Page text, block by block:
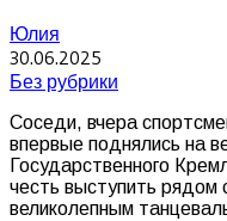
Юлия
30.06.2025
Без рубрики
Соседи, вчера
впервые поднялись на
Государственного
честь выступить
великолепным